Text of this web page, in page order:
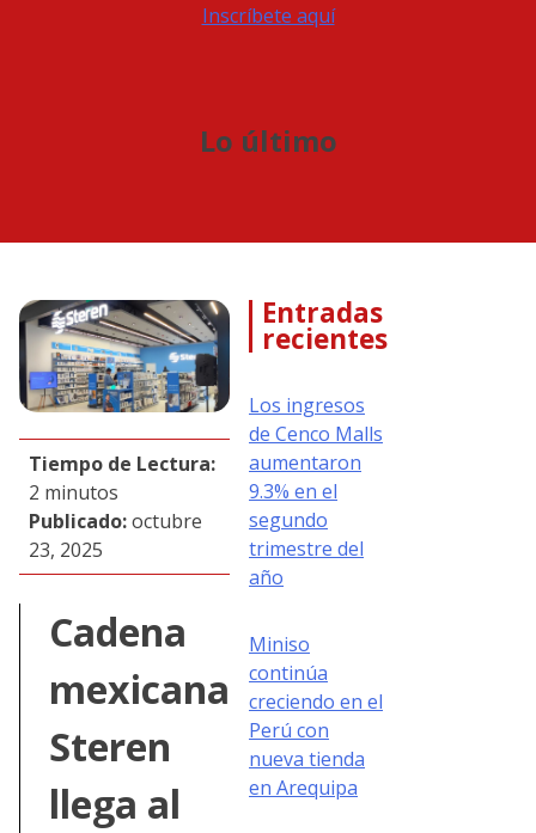
Inscríbete aquí
Lo último
Tiempo de Lectura:
2 minutos
Publicado:octubre
23, 2025
Cadena
mexicana
Steren
llega al
Entradas
recientes
Los ingresos
de Cenco Malls
aumentaron
9.3% en el
segundo
trimestre del
año
Miniso
continúa
creciendo en el
Perú con
nueva tienda
en Arequipa